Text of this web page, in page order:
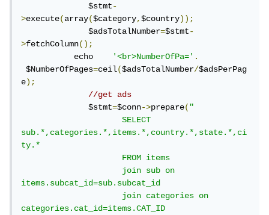
$stmt-
>execute(array($category,$country));
$adsTotalNumber=$stmt-
>fetchColumn();
echo '<br>NumberOfPa='.
$NumberOfPages=ceil($adsTotalNumber/$adsPerPag
e);
//get ads
$stmt=$conn->prepare("
SELECT
sub.*,categories.*,items.*,country.*,state.*,ci
ty.*
FROM items
join sub on
items.subcat_id=sub.subcat_id
join categories on
categories.cat_id=items.CAT_ID